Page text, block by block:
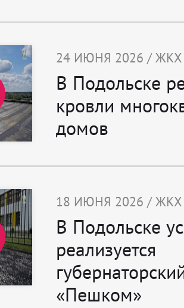
24 ИЮНЯ 2026 / ЖКХ
В Подольске
кровли
домов
18 ИЮНЯ 2026 / ЖКХ
В Подольске
реализуется
«Пешком»